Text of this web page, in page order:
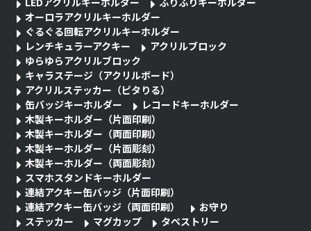
オーロラアクリルキーホルダー
ぐるぐる回転アクリルキーホルダー
レンチキュラーアクキー
アクリルブロック
ゆらゆらアクリルブロック
キャラステージ（アクリルボード）
アクリルステッカー（ピタりる）
缶バッジキーホルダー
レコードキーホルダー
木製キーホルダー（片面印刷）
木製キーホルダー（両面印刷）
木製キーホルダー（片面彫刻）
木製キーホルダー（両面彫刻）
スマホスタンドキーホルダー
連結アクキー缶バッジ（片面印刷）
連結アクキー缶バッジ（両面印刷）
お守り
ステッカー
マグカップ
タペストリー